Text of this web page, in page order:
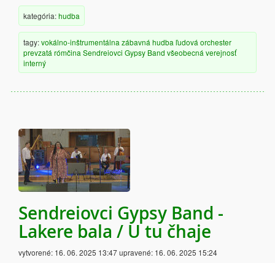
kategória:hudba
tagy:vokálno-inštrumentálna zábavná hudba ľudová orchester
prevzatá rómčina Sendreiovci Gypsy Band všeobecná verejnosť
interný
Sendreiovci Gypsy Band -
Lakere bala / U tu čhaje
vytvorené: 16. 06. 2025 13:47upravené: 16. 06. 2025 15:24